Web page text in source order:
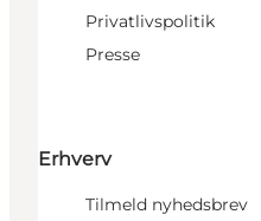
Privatlivspolitik
Presse
Erhverv
Tilmeld nyhedsbrev